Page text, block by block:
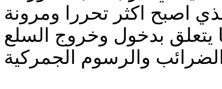
اصبح اكثر تحررا ومرونة
يتعلق بدخول وخروج السلع